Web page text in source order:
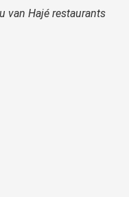
van Hajé restaurants